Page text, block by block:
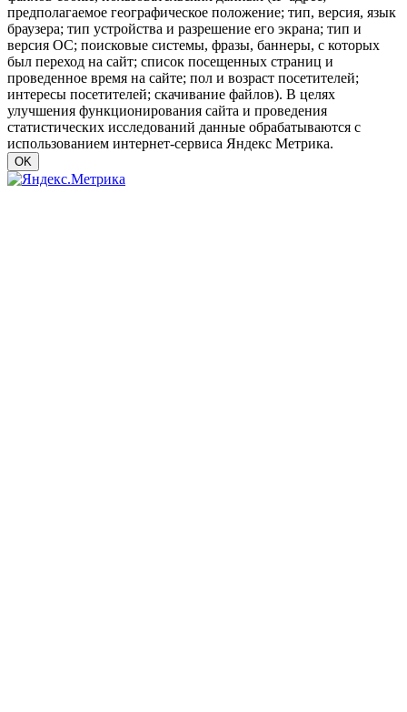
предполагаемое географическое положение; тип, версия, язык
браузера; тип устройства и разрешение его экрана; тип и
версия ОС; поисковые системы, фразы, баннеры, с которых
был переход на сайт; список посещенных страниц и
проведенное время на сайте; пол и возраст посетителей;
интересы посетителей; скачивание файлов). В целях
улучшения функционирования сайта и проведения
статистических исследований данные обрабатываются с
использованием интернет-сервиса Яндекс Метрика.
OK